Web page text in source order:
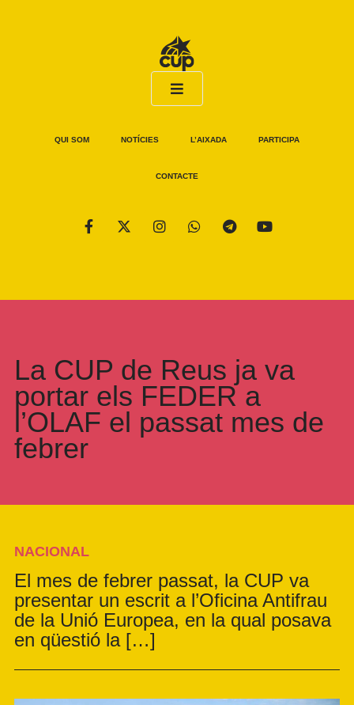
QUI SOM NOTÍCIES L’AIXADA PARTICIPA
CONTACTE
La CUP de Reus ja va
portar els FEDER a
l’OLAF el passat mes de
febrer
NACIONAL
El mes de febrer passat, la CUP va
presentar un escrit a l’Oficina Antifrau
de la Unió Europea, en la qual posava
en qüestió la […]